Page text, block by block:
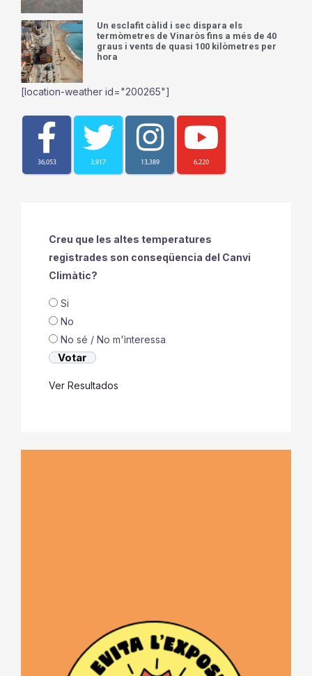
Un esclafit càlid i sec dispara els
termòmetres de Vinaròs fins a més de 40
graus i vents de quasi 100 kilòmetres per
hora
[location-weather id="200265"]
36,053 3,917 13,389 6,220
Creu que les altes temperatures
registrades son conseqüencia del Canvi
Climàtic?
Si
No
No sé / No m'ìnteressa
Ver Resultados